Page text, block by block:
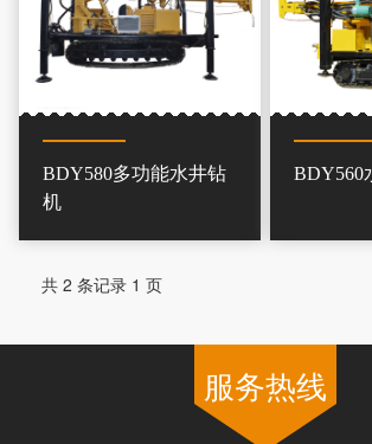
BDY580多功能水井钻
机
BDY560
共 2 条记录 1 页
服务热线